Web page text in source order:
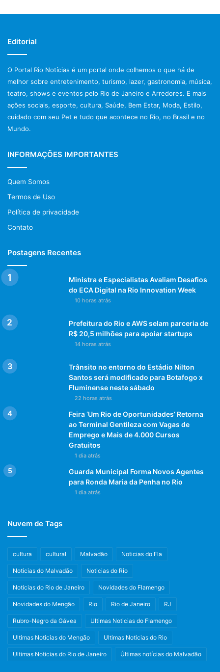
Editorial
O Portal Rio Notícias é um portal onde colhemos o que há de
melhor sobre entretenimento, turismo, lazer, gastronomia, música,
teatro, shows e eventos pelo Rio de Janeiro e Arredores. E mais
ações sociais, esporte, cultura, Saúde, Bem Estar, Moda, Estilo,
cuidado com seu Pet e tudo que acontece no Rio, no Brasil e no
Mundo.
INFORMAÇÕES IMPORTANTES
Quem Somos
Termos de Uso
Política de privacidade
Contato
Postagens Recentes
Ministra e Especialistas Avaliam Desafios
do ECA Digital na Rio Innovation Week
10 horas atrás
Prefeitura do Rio e AWS selam parceria de
R$ 20,5 milhões para apoiar startups
14 horas atrás
Trânsito no entorno do Estádio Nilton
Santos será modificado para Botafogo x
Fluminense neste sábado
22 horas atrás
Feira ‘Um Rio de Oportunidades’ Retorna
ao Terminal Gentileza com Vagas de
Emprego e Mais de 4.000 Cursos
Gratuitos
1 dia atrás
Guarda Municipal Forma Novos Agentes
para Ronda Maria da Penha no Rio
1 dia atrás
Nuvem de Tags
cultura cultural Malvadão Noticias do Fla
Noticias do Malvadão Noticias do Rio
Noticias do Rio de Janeiro Novidades do Flamengo
Novidades do Mengão Rio Rio de Janeiro RJ
Rubro-Negro da Gávea Ultimas Noticias do Flamengo
Ultimas Noticias do Mengão Ultimas Noticias do Rio
Ultimas Noticias do Rio de Janeiro Últimas notícias do Malvadão